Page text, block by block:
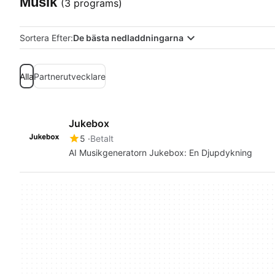
(3 programs)
Sortera Efter:De bästa nedladdningarna
AllaPartnerutvecklare
Jukebox
5 Betalt
AI Musikgeneratorn Jukebox: En Djupdykning